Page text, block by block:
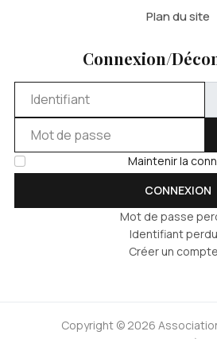
Plan du site
Connexion/
Maintenir la
CONNEXION
Mot de passe
Identifiant
Créer un compte
Copyright © 2026